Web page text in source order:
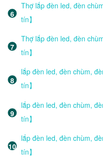
Thợ lắp đèn led, đèn
tín】
Thợ lắp đèn led, đèn
tín】
lắp đèn led, đèn chùm,
tín】
lắp đèn led, đèn chùm,
tín】
lắp đèn led, đèn chùm,
tín】